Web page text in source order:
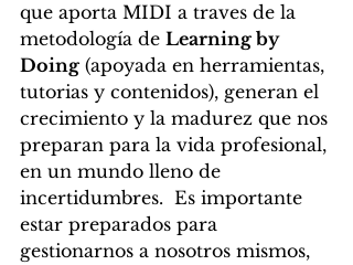
que aporta MIDI a traves de la
metodología de Learning by
Doing (apoyada en herramientas,
tutorias y contenidos), generan el
crecimiento y la madurez que nos
preparan para la vida profesional,
en un mundo lleno de
incertidumbres.  Es importante
estar preparados para
gestionarnos a nosotros mismos,